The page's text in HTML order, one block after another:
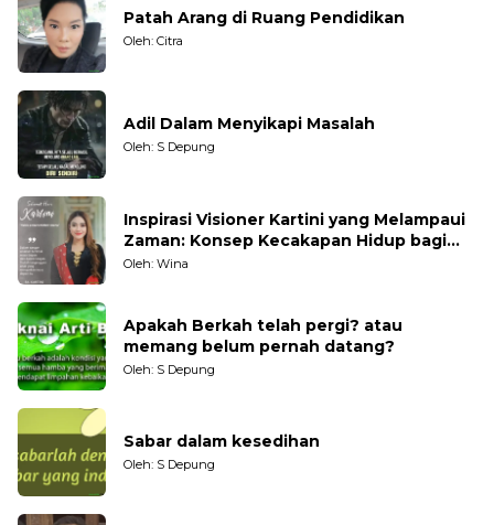
Patah Arang di Ruang Pendidikan
Oleh: Citra
Adil Dalam Menyikapi Masalah
Oleh: S Depung
Inspirasi Visioner Kartini yang Melampaui
Zaman: Konsep Kecakapan Hidup bagi
Generasi Muda
Oleh: Wina
Apakah Berkah telah pergi? atau
memang belum pernah datang?
Oleh: S Depung
Sabar dalam kesedihan
Oleh: S Depung